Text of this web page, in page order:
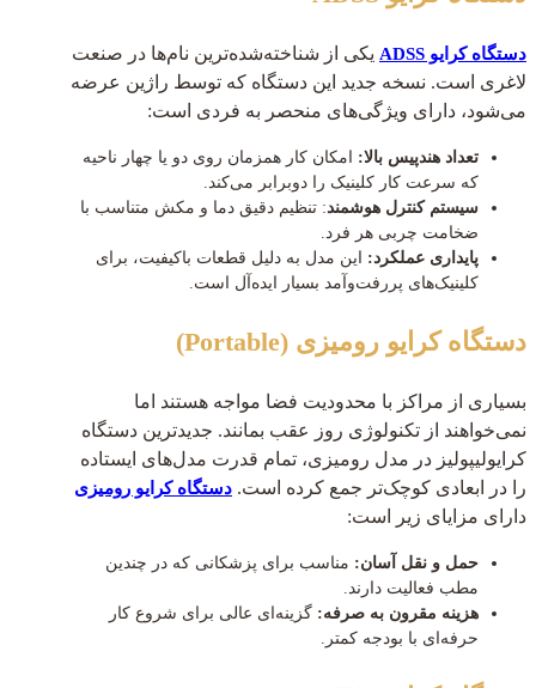
دستگاه کرایو ADSS
یکی از شناخته‌شده‌ترین نام‌ها در صنعت
لاغری است. نسخه جدید این دستگاه که توسط راژین عرضه
می‌شود، دارای ویژگی‌های منحصر به فردی است:
تعداد هندپیس بالا: امکان کار همزمان روی دو یا چهار ناحیه
که سرعت کار کلینیک را دوبرابر می‌کند.
سیستم کنترل هوشمند: تنظیم دقیق دما و مکش متناسب با
ضخامت چربی هر فرد.
پایداری عملکرد: این مدل به دلیل قطعات باکیفیت، برای
کلینیک‌های پررفت‌و‌آمد بسیار ایده‌آل است.
دستگاه کرایو رومیزی (Portable)
بسیاری از مراکز با محدودیت فضا مواجه هستند اما
نمی‌خواهند از تکنولوژی روز عقب بمانند. جدیدترین دستگاه
کرایولیپولیز در مدل رومیزی، تمام قدرت مدل‌های ایستاده
را در ابعادی کوچک‌تر جمع کرده است. دستگاه کرایو رومیزی
دارای مزایای زیر است:
حمل و نقل آسان: مناسب برای پزشکانی که در چندین
مطب فعالیت دارند.
هزینه مقرون به صرفه: گزینه‌ای عالی برای شروع کار
حرفه‌ای با بودجه کمتر.